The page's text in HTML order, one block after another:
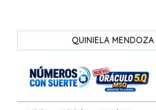
QUINIELA MENDOZA